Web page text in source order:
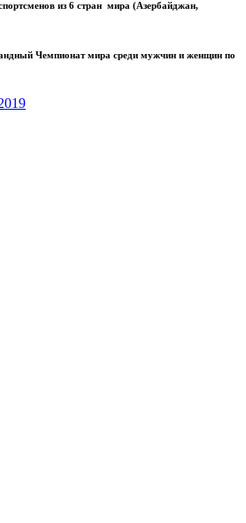
из 6 стран мира (Азербайджан,
Чемпионат мира среди мужчин и женщин по